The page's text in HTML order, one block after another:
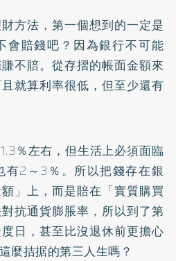
方法，第一個想到的一定是
會賠錢吧？因為銀行不可能
不賠。從存摺的帳面金額來
就算利率很低，但至少還有
％左右，但生活上必須面臨
有2～3％。所以把錢存在銀
」上，而是賠在「實質購買
抗通貨膨脹率，所以到了第
日，甚至比沒退休前更擔心
麼拮据的第三人生嗎？